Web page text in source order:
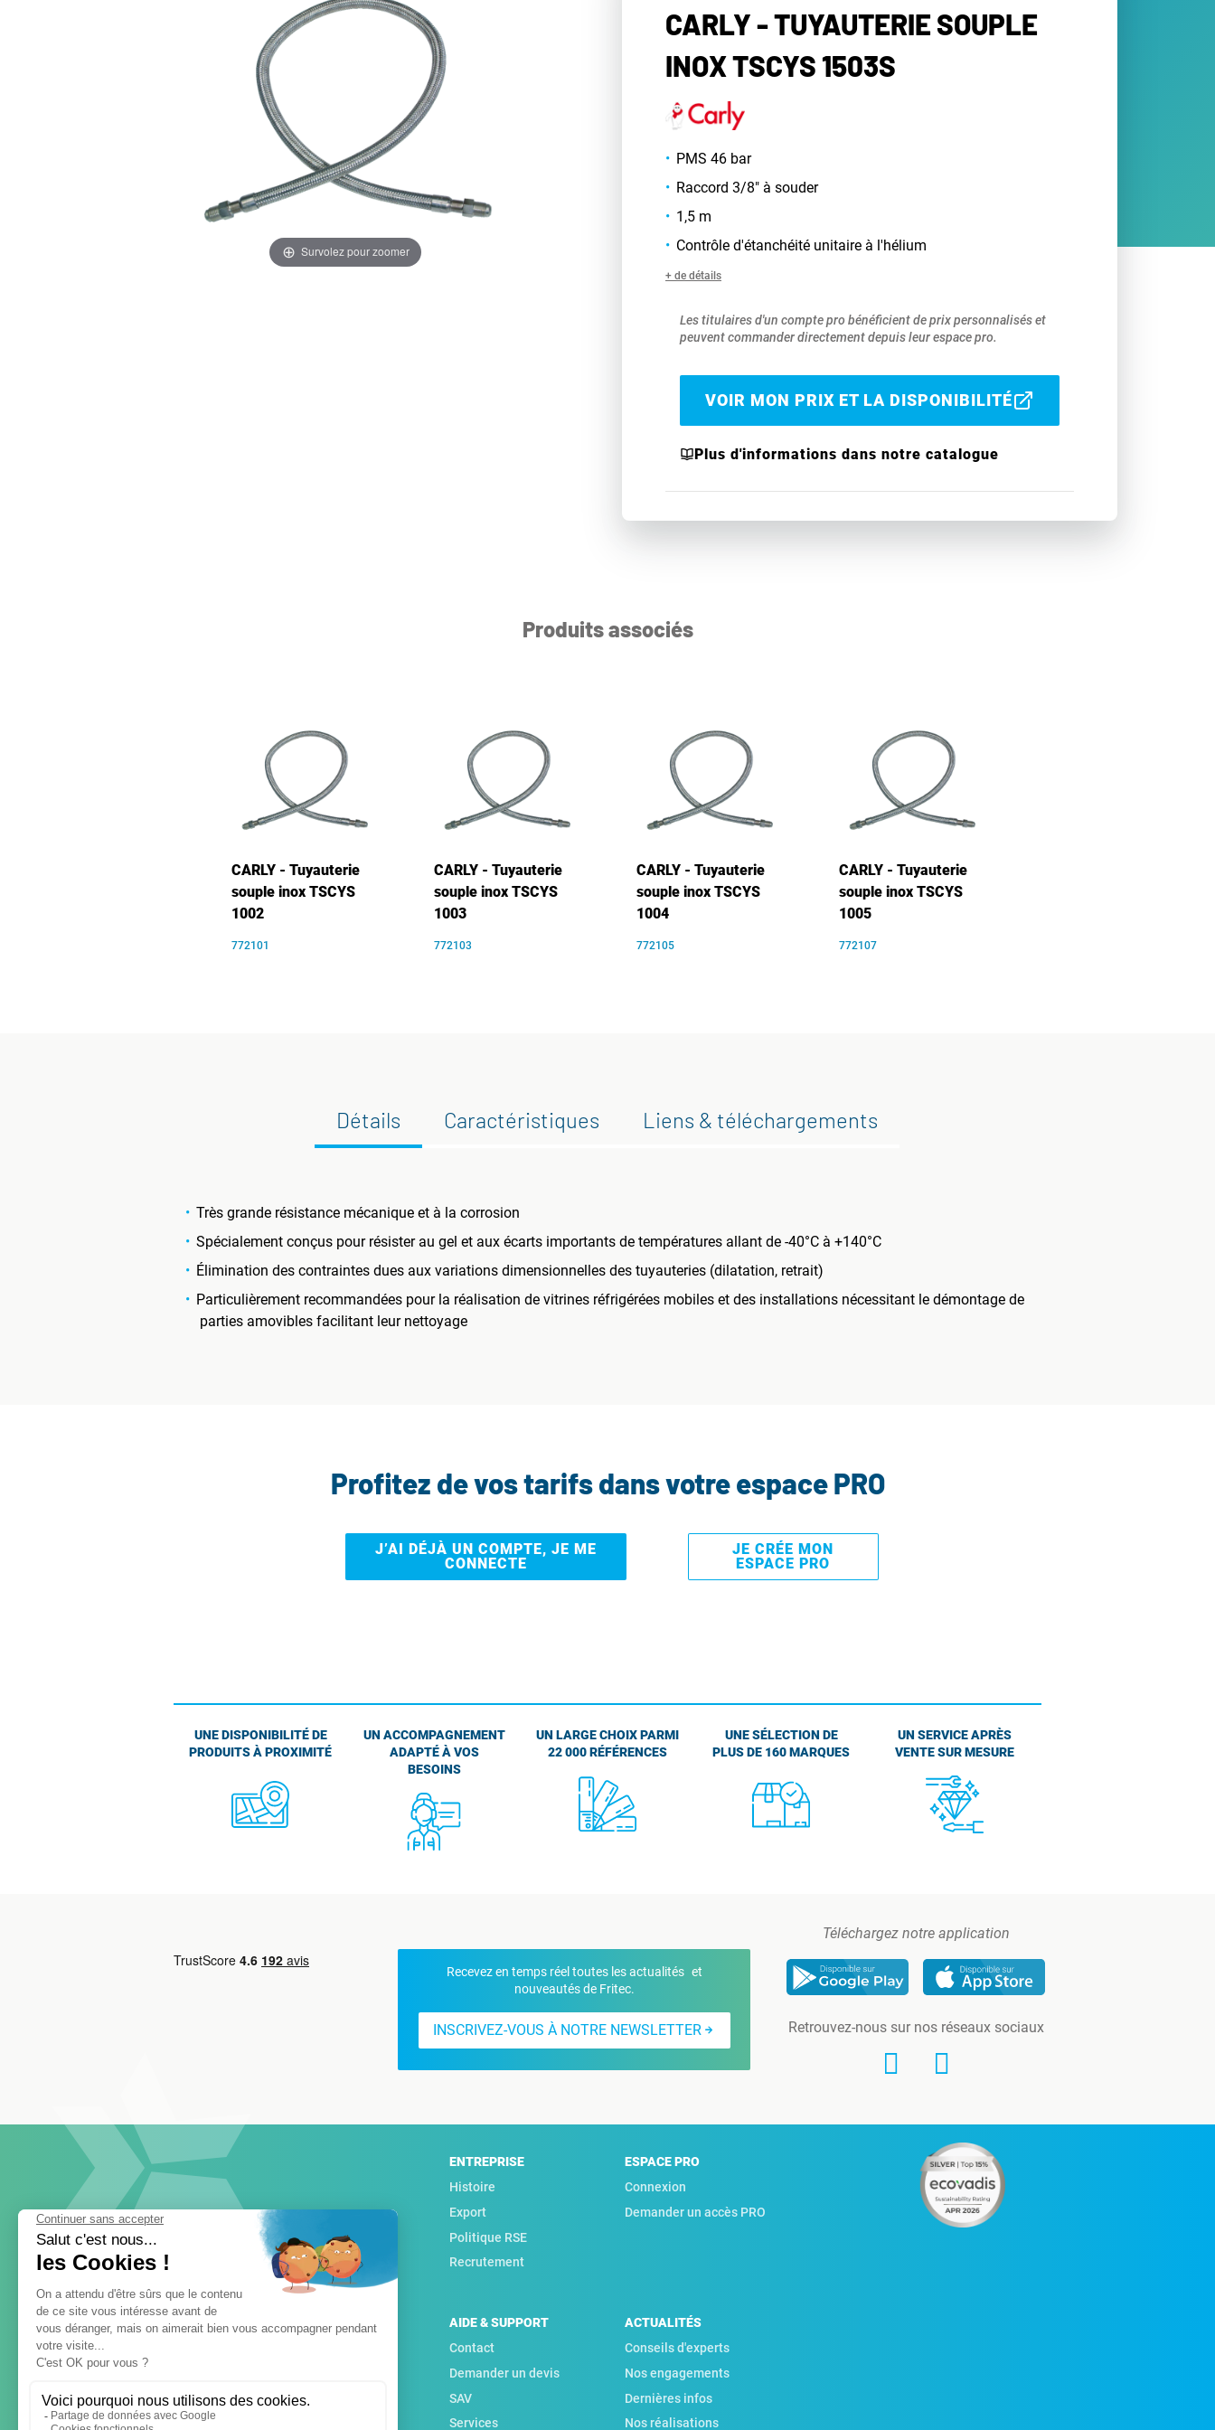
Survolez pour zoomer
CARLY - TUYAUTERIE SOUPLE
INOX TSCYS 1503S
PMS 46 bar
Raccord 3/8" à souder
1,5 m
Contrôle d'étanchéité unitaire à l'hélium
+ de détails
Les titulaires d'un compte pro bénéficient de prix personnalisés et
peuvent commander directement depuis leur espace pro.
VOIR MON PRIX ET LA DISPONIBILITÉ
Plus d'informations dans notre catalogue
Produits associés
CARLY - Tuyauterie
souple inox TSCYS
1002
772101
CARLY - Tuyauterie
souple inox TSCYS
1003
772103
CARLY - Tuyauterie
souple inox TSCYS
1004
772105
CARLY - Tuyauterie
souple inox TSCYS
1005
772107
Détails Caractéristiques Liens & téléchargements
Très grande résistance mécanique et à la corrosion
Spécialement conçus pour résister au gel et aux écarts importants de températures allant de -40°C à +140°C
Élimination des contraintes dues aux variations dimensionnelles des tuyauteries (dilatation, retrait)
Particulièrement recommandées pour la réalisation de vitrines réfrigérées mobiles et des installations nécessitant le démontage de
parties amovibles facilitant leur nettoyage
Profitez de vos tarifs dans votre espace PRO
J’AI DÉJÀ UN COMPTE, JE ME
CONNECTE
JE CRÉE MON
ESPACE PRO
UNE DISPONIBILITÉ DE
PRODUITS À PROXIMITÉ
UN ACCOMPAGNEMENT
ADAPTÉ À VOS
BESOINS
UN LARGE CHOIX PARMI
22 000 RÉFÉRENCES
UNE SÉLECTION DE
PLUS DE 160 MARQUES
UN SERVICE APRÈS
VENTE SUR MESURE
Recevez en temps réel toutes les actualités et
nouveautés de Fritec.
INSCRIVEZ-VOUS À NOTRE NEWSLETTER
Téléchargez notre application
Retrouvez-nous sur nos réseaux sociaux
ENTREPRISE
Histoire
Export
Politique RSE
Recrutement
ESPACE PRO
Connexion
Demander un accès PRO
AIDE & SUPPORT
Contact
Demander un devis
SAV
Services
ACTUALITÉS
Conseils d'experts
Nos engagements
Dernières infos
Nos réalisations